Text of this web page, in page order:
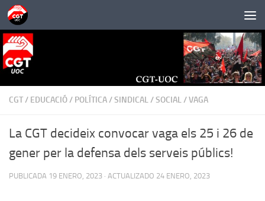
Saltar al contenido
CGT/ EDUCACIÓ/ POLÍTICA/SINDICAL/SOCIAL/VAGA
La CGT decideix convocar vaga els 25 i 26 de
gener per la defensa dels serveis públics!
PUBLICADA 19 ENERO, 2023 · ACTUALIZADO 24 ENERO, 2023